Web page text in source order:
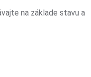
na základe stavu a